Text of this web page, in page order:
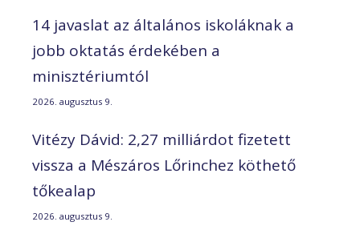
14 javaslat az általános iskoláknak a
jobb oktatás érdekében a
minisztériumtól
2026. augusztus 9.
Vitézy Dávid: 2,27 milliárdot fizetett
vissza a Mészáros Lőrinchez köthető
tőkealap
2026. augusztus 9.